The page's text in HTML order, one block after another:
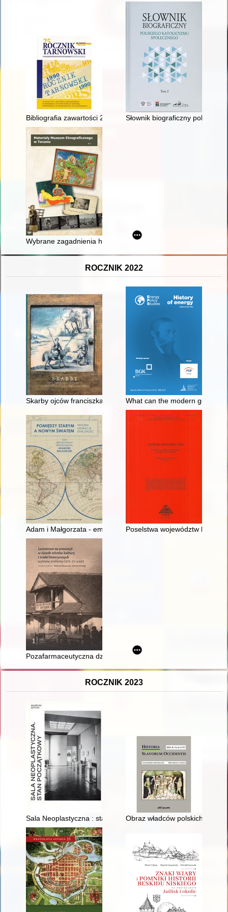
Bibliografia zawartości 24 tomów "Rocznika Tarnowskiego" za
Słownik biograficzny polskiego
Wybrane zagadnienia historyczno-ikonograficzno-
ROCZNIK 2022
Skarby ojców franciszkanów-reformatów ze zbiorów
What can the modern
Adam i Małgorzata - emigracyjne spotkania Margaret Fuller z
Poselstwa województw
Pozafarmaceutyczna działalność zarobkowa
ROCZNIK 2023
Sala Neoplastyczna : stan początkowyObraz władców polskich w